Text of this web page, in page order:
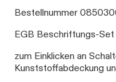
Bestellnummer
EGB Beschriftungs-Set
zum Einklicken an
Kunststoffabdeckung